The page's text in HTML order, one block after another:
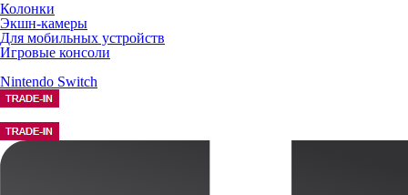
Колонки
Экшн-камеры
Для мобильных устройств
Игровые консоли
Nintendo Switch